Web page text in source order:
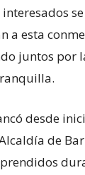
a esta
juntos por
desde
de